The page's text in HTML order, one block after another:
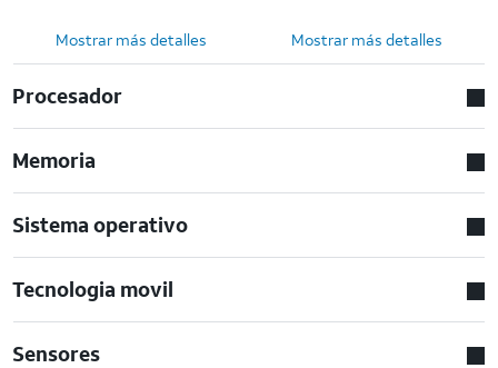
Mostrar más detalles Mostrar más detalles
Procesador
Memoria
Sistema operativo
Tecnologia movil
Sensores